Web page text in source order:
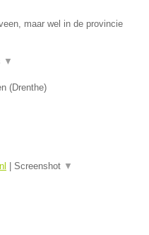
maar wel in de provincie
▼
(Drenthe)
Screenshot ▼